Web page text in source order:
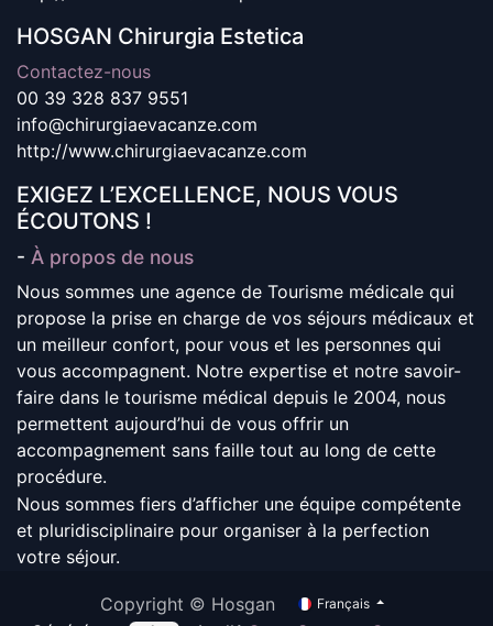
HOSGAN Chirurgia Estetica
Contactez-nous
00 39 328 837 9551
info@chirurgiaevacanze.com
http://www.chirurgiaevacanze.com
EXIGEZ L’EXCELLENCE, NOUS VOUS
ÉCOUTONS !
- À propos de nous
Nous sommes une agence de Tourisme médicale qui
propose la prise en charge de vos séjours médicaux et
un meilleur confort, pour vous et les personnes qui
vous accompagnent. Notre expertise et notre savoir-
faire dans le tourisme médical depuis le 2004, nous
permettent aujourd’hui de vous offrir un
accompagnement sans faille tout au long de cette
procédure.
Nous sommes fiers d’afficher une équipe compétente
et pluridisciplinaire pour organiser à la perfection
votre séjour.
Copyright © Hosgan Français